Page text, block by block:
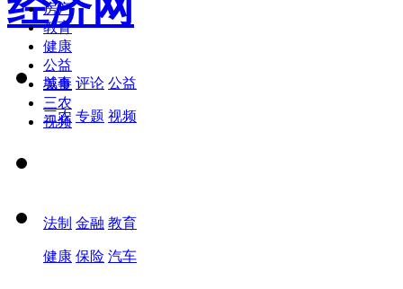
城事 评论 公益
三农 专题 视频
法制 金融 教育
健康 保险 汽车
房产
教育
健康
公益
美食
三农
视频